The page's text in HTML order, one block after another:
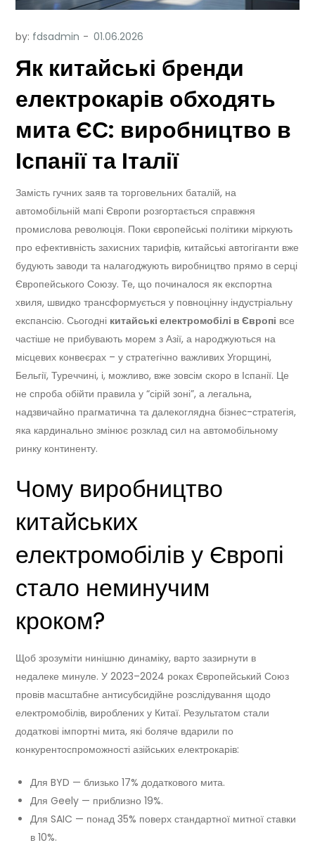
by: fdsadmin
Як китайські бренди
електрокарів обходять
мита ЄС: виробництво в
Іспанії та Італії
Замість гучних заяв та торговельних баталій, на
автомобільній мапі Європи розгортається справжня
промислова революція. Поки європейські політики міркують
про ефективність захисних тарифів, китайські автогіганти вже
будують заводи та налагоджують виробництво прямо в серці
Європейського Союзу. Те, що починалося як експортна
хвиля, швидко трансформується у повноцінну індустріальну
експансію. Сьогодні китайські електромобілі в Європі все
частіше не прибувають морем з Азії, а народжуються на
місцевих конвеєрах – у стратегічно важливих Угорщині,
Бельгії, Туреччині, і, можливо, вже зовсім скоро в Іспанії. Це
не спроба обійти правила у “сірій зоні”, а легальна,
надзвичайно прагматична та далекоглядна бізнес-стратегія,
яка кардинально змінює розклад сил на автомобільному
ринку континенту.
Чому виробництво
китайських
електромобілів у Європі
стало неминучим
кроком?
Щоб зрозуміти нинішню динаміку, варто зазирнути в
недалеке минуле. У 2023–2024 роках Європейський Союз
провів масштабне антисубсидійне розслідування щодо
електромобілів, вироблених у Китаї. Результатом стали
додаткові імпортні мита, які боляче вдарили по
конкурентоспроможності азійських електрокарів:
Для BYD — близько 17% додаткового мита.
Для Geely — приблизно 19%.
Для SAIC — понад 35% поверх стандартної митної ставки
в 10%.